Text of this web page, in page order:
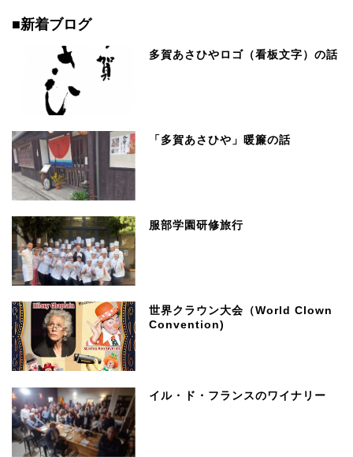
■新着ブログ
多賀あさひやロゴ（看板文字）の話
「多賀あさひや」暖簾の話
服部学園研修旅行
世界クラウン大会（World Clown
Convention)
イル・ド・フランスのワイナリー